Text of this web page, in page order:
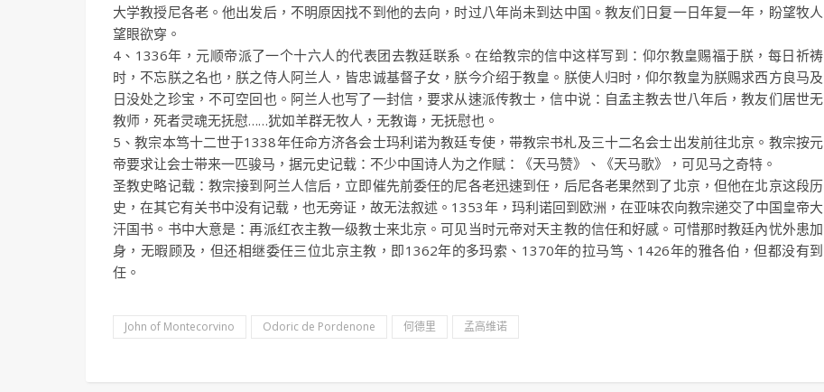
大学教授尼各老。他出发后，不明原因找不到他的去向，时过八年尚未到达中国。教友们日复一日年复一年，盼望牧人
望眼欲穿。
4、1336年，元顺帝派了一个十六人的代表团去教廷联系。在给教宗的信中这样写到：仰尔教皇赐福于朕，每日祈祷
时，不忘朕之名也，朕之侍人阿兰人，皆忠诚基督子女，朕今介绍于教皇。朕使人归时，仰尔教皇为朕赐求西方良马及
日没处之珍宝，不可空回也。阿兰人也写了一封信，要求从速派传教士，信中说：自孟主教去世八年后，教友们居世无
教师，死者灵魂无抚慰……犹如羊群无牧人，无教诲，无抚慰也。
5、教宗本笃十二世于1338年任命方济各会士玛利诺为教廷专使，带教宗书札及三十二名会士出发前往北京。教宗按元
帝要求让会士带来一匹骏马，据元史记载：不少中国诗人为之作赋：《天马赞》、《天马歌》，可见马之奇特。
圣教史略记载：教宗接到阿兰人信后，立即催先前委任的尼各老迅速到任，后尼各老果然到了北京，但他在北京这段历
史，在其它有关书中没有记载，也无旁证，故无法叙述。1353年，玛利诺回到欧洲，在亚味农向教宗递交了中国皇帝大
汗国书。书中大意是：再派红衣主教一级教士来北京。可见当时元帝对天主教的信任和好感。可惜那时教廷內忧外患加
身，无暇顾及，但还相继委任三位北京主教，即1362年的多玛索、1370年的拉马笃、1426年的雅各伯，但都没有到
任。
John of Montecorvino Odoric de Pordenone 何德里 孟高维诺